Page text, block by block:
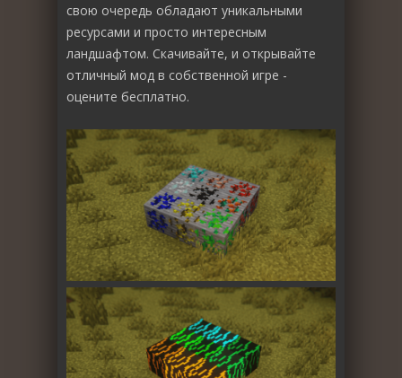
свою очередь обладают уникальными
ресурсами и просто интересным
ландшафтом. Скачивайте, и открывайте
отличный мод в собственной игре -
оцените бесплатно.